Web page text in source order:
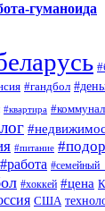
гуманоида
#гандбол
#квартира
#питание
#работа
#хоккей #цена
США